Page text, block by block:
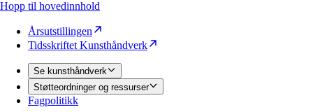
Hopp til hovedinnhold
Årsutstillingen
Tidsskriftet Kunsthåndverk
Se kunsthåndverk
Støtteordninger og ressurser
Fagpolitikk